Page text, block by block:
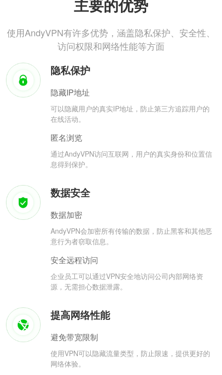
主要的优势
使用AndyVPN有许多优势，涵盖隐私保护、安全性、
访问权限和网络性能等方面
隐私保护
隐藏IP地址
可以隐藏用户的真实IP地址，防止第三方追踪用户的
在线活动。
匿名浏览
通过AndyVPN访问互联网，用户的真实身份和位置信
息得到保护。
数据安全
数据加密
AndyVPN会加密所有传输的数据，防止黑客和其他恶
意行为者窃取信息。
安全远程访问
企业员工可以通过VPN安全地访问公司内部网络资
源，无需担心数据泄露。
提高网络性能
避免带宽限制
使用VPN可以隐藏流量类型，防止限速，提供更好的
网络体验。